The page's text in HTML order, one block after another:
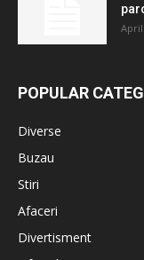
April
POPULAR
Diverse
Buzau
Stiri
Afaceri
Divertisment